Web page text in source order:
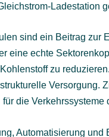
Ladestation
sind ein Beitrag zur
eine echte
zu
Versorgung.
die Verkehrssysteme
Automatisierung